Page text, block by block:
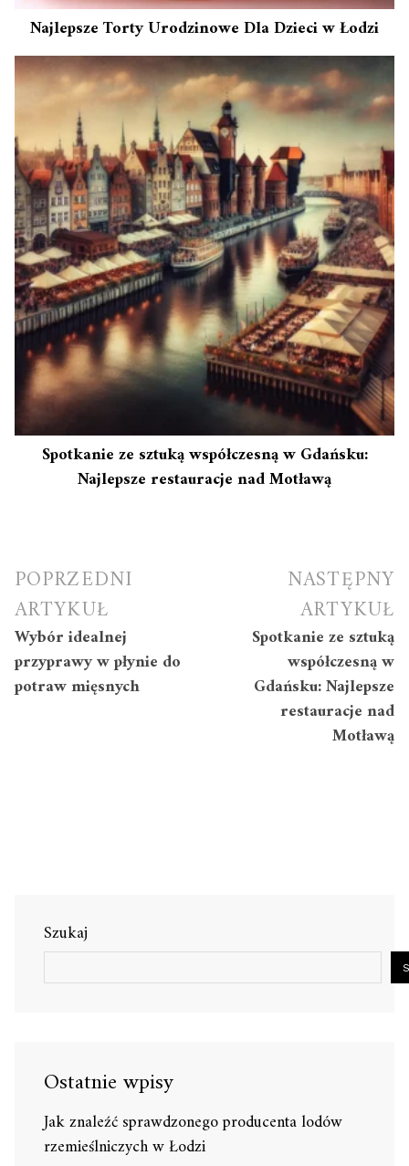
Najlepsze Torty Urodzinowe Dla Dzieci w Łodzi
Spotkanie ze sztuką współczesną w Gdańsku:
Najlepsze restauracje nad Motławą
Nawigacja
wpisu
POPRZEDNI
ARTYKUŁ
Wybór idealnej
przyprawy w płynie do
potraw mięsnych
NASTĘPNY
ARTYKUŁ
Spotkanie ze sztuką
współczesną w
Gdańsku: Najlepsze
restauracje nad
Motławą
Szukaj
Ostatnie wpisy
Jak znaleźć sprawdzonego producenta lodów
rzemieślniczych w Łodzi